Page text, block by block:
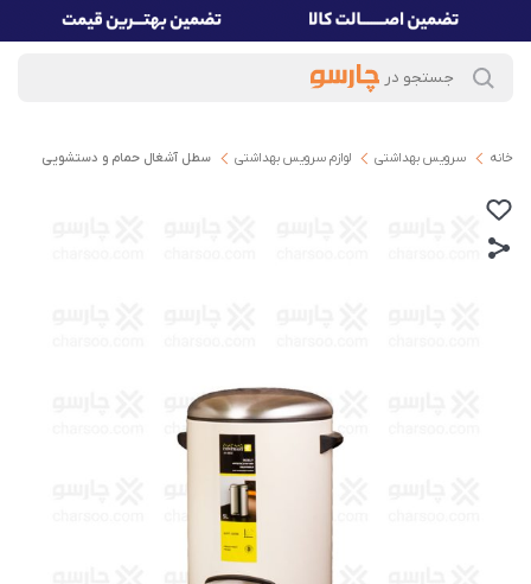
خانه سرویس بهداشتی لوازم سرویس بهداشتی سطل آشغال حمام و دستشویی